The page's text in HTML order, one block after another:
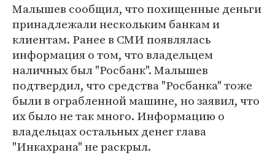
Малышев сообщил, что похищенные деньги
принадлежали нескольким банкам и
клиентам. Ранее в СМИ появлялась
информация о том, что владельцем
наличных был "Росбанк". Малышев
подтвердил, что средства "Росбанка" тоже
были в ограбленной машине, но заявил, что
их было не так много. Информацию о
владельцах остальных денег глава
"Инкахрана" не раскрыл.